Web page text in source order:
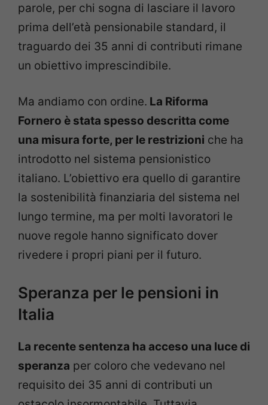
parole, per chi sogna di lasciare il lavoro
prima dell’età pensionabile standard, il
traguardo dei 35 anni di contributi rimane
un obiettivo imprescindibile.
Ma andiamo con ordine. La Riforma
Fornero è stata spesso descritta come
una misura forte, per le restrizioni che ha
introdotto nel sistema pensionistico
italiano. L’obiettivo era quello di garantire
la sostenibilità finanziaria del sistema nel
lungo termine, ma per molti lavoratori le
nuove regole hanno significato dover
rivedere i propri piani per il futuro.
Speranza per le pensioni in
Italia
La recente sentenza ha acceso una luce di
speranza per coloro che vedevano nel
requisito dei 35 anni di contributi un